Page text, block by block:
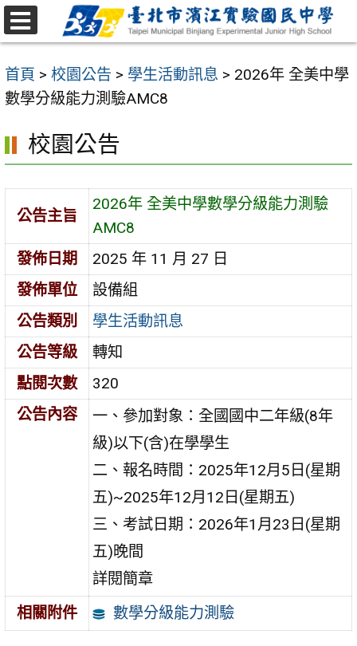
跳
至
要
內
區
首頁 > 校園公告 > 學生活動訊息 > 2026年 全美中學
數學分級能力測驗AMC8
校園公告
公告主旨
2026年 全美中學數學分級能力測驗
AMC8
發佈日期
2025 年 11 月 27 日
發佈單位
設備組
公告類別
學生活動訊息
公告等級
轉知
點閱次數
320
公告內容
一、參加對象：全國國中二年級(8年
級)以下(含)在學學生
二、報名時間：2025年12月5日(星期
五)~2025年12月12日(星期五)
三、考試日期：2026年1月23日(星期
五)晚間
詳閱簡章
相關附件
數學分級能力測驗
選
單